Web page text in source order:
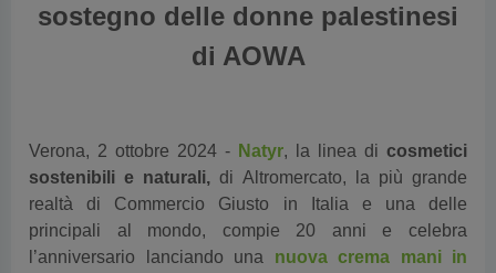
sostegno delle donne palestinesi
di AOWA
Verona, 2 ottobre 2024 - Natyr, la linea di cosmetici
sostenibili e naturali,di Altromercato, l a più grande
realtà di Commercio Giusto in Italia e una delle
principali al mondo, compie
20 anni e celebra
l’anniversario lanciando una nuova crema mani in